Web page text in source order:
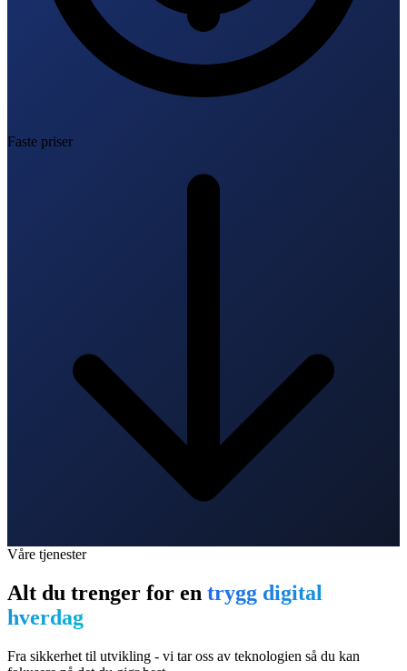
Faste priser
Våre tjenester
Alt du trenger for en trygg digital
hverdag
Fra sikkerhet til utvikling - vi tar oss av teknologien så du kan